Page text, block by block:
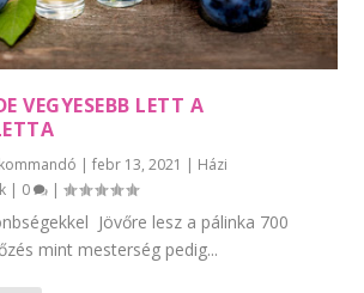
VEGYESEBB LETT A
|febr 13, 2021 | Házi
| 0 |
Jövőre lesz a pálinka 700
mint mesterség pedig...